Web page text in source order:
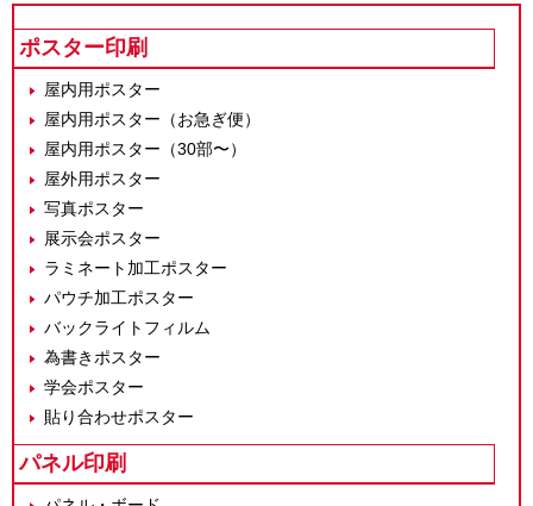
ポスター印刷
屋内用ポスター
屋内用ポスター（お急ぎ便）
屋内用ポスター（30部〜）
屋外用ポスター
写真ポスター
展示会ポスター
ラミネート加工ポスター
パウチ加工ポスター
バックライトフィルム
為書きポスター
学会ポスター
貼り合わせポスター
パネル印刷